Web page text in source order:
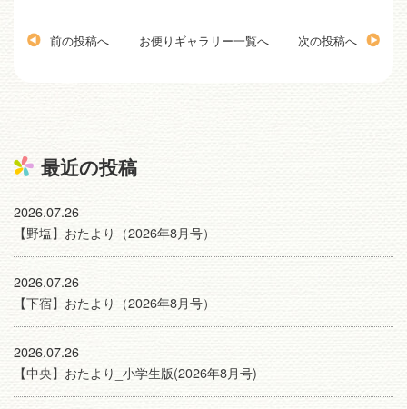
前の投稿へ お便りギャラリー一覧へ 次の投稿へ
最近の投稿
2026.07.26
【野塩】おたより（2026年8月号）
2026.07.26
【下宿】おたより（2026年8月号）
2026.07.26
【中央】おたより_小学生版(2026年8月号)